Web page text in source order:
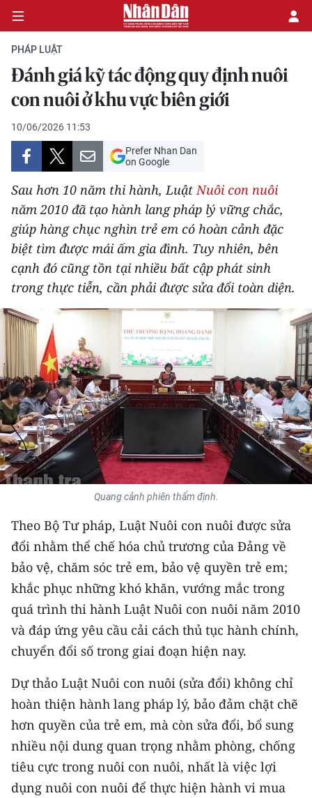
CHÍNH TRỊ
KINH TẾ
VĂN HÓA
XÃ HỘI
PHÁP LUẬT
DU LỊCH
THẾ GIỚI
THỂ THAO
GIÁO DỤC
Y TẾ
KHOA HỌC - CÔNG NGHỆ
MÔI TRƯỜNG
KIỂM CHỨNG THÔNG TIN
TRI THỨC CHUYÊN SÂU
54 DÂN TỘC VIỆT NAM
CHƯƠNG TRÌNH OCOP - MỖI XÃ
MỘT SẢN PHẨM
RADIO
MEDIA CENTER
E-Magazine
Video
PHÁP LUẬT
Đánh giá kỹ tác động quy định nuôi
con nuôi ở khu vực biên giới
10/06/2026 11:53
Prefer Nhan Dan
on Google
Sau hơn 10 năm thi hành, LuậtNuôi con nuôi
năm 2010 đã tạo hành lang pháp lý vững chắc,
giúp hàng chục nghìn trẻ em có hoàn cảnh đặc
biệt tìm được mái ấm gia đình. Tuy nhiên, bên
cạnh đó cũng tồn tại nhiều bất cập phát sinh
trong thực tiễn, cần phải được sửa đổi toàn diện.
Quang cảnh phiên thẩm định.
Theo Bộ Tư pháp, Luật Nuôi con nuôi được sửa
đổi nhằm thể chế hóa chủ trương của Đảng về
bảo vệ, chăm sóc trẻ em, bảo vệ quyền trẻ em;
khắc phục những khó khăn, vướng mắc trong
quá trình thi hành Luật Nuôi con nuôi năm 2010
và đáp ứng yêu cầu cải cách thủ tục hành chính,
chuyển đổi số trong giai đoạn hiện nay.
Dự thảo Luật Nuôi con nuôi (sửa đổi) không chỉ
hoàn thiện hành lang pháp lý, bảo đảm chặt chẽ
hơn quyền của trẻ em, mà còn sửa đổi, bổ sung
nhiều nội dung quan trọng nhằm phòng, chống
tiêu cực trong nuôi con nuôi, nhất là việc lợi
dụng nuôi con nuôi để thực hiện hành vi mua